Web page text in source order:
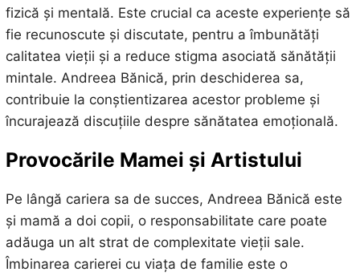
fizică și mentală. Este crucial ca aceste experiențe să
fie recunoscute și discutate, pentru a îmbunătăți
calitatea vieții și a reduce stigma asociată sănătății
mintale. Andreea Bănică, prin deschiderea sa,
contribuie la conștientizarea acestor probleme și
încurajează discuțiile despre sănătatea emoțională.
Provocările Mamei și Artistului
Pe lângă cariera sa de succes, Andreea Bănică este
și mamă a doi copii, o responsabilitate care poate
adăuga un alt strat de complexitate vieții sale.
Îmbinarea carierei cu viața de familie este o